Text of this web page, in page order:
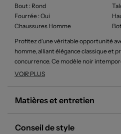
Bout : Rond
Fourrée : Oui
Chaussures Homme
Profitez d’une véritable opportunité
homme, alliant élégance classique et
concurrence. Ce modèle noir
fermeture zippée discrète qui garantit
VOIR PLUS
Matières et entretien
Conseil de style